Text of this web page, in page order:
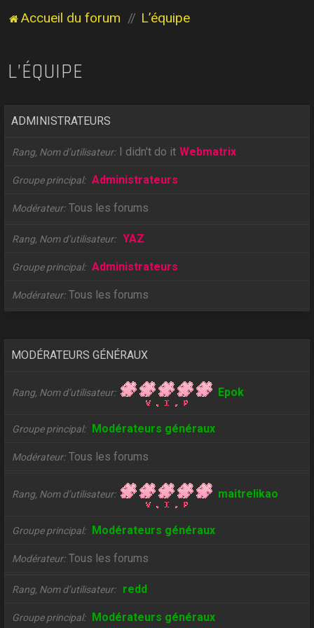
Accueil du forum L’équipe
L’ÉQUIPE
ADMINISTRATEURS
Rang, Nom d’utilisateur I didn't do it Webmatrix
Groupe principal Administrateurs
Modérateur Tous les forums
Rang, Nom d’utilisateur YAZ
Groupe principal Administrateurs
Modérateur Tous les forums
MODÉRATEURS GÉNÉRAUX
Rang, Nom d’utilisateur Epok
Groupe principal Modérateurs généraux
Modérateur Tous les forums
Rang, Nom d’utilisateur maitrelikao
Groupe principal Modérateurs généraux
Modérateur Tous les forums
Rang, Nom d’utilisateur redd
Groupe principal Modérateurs généraux